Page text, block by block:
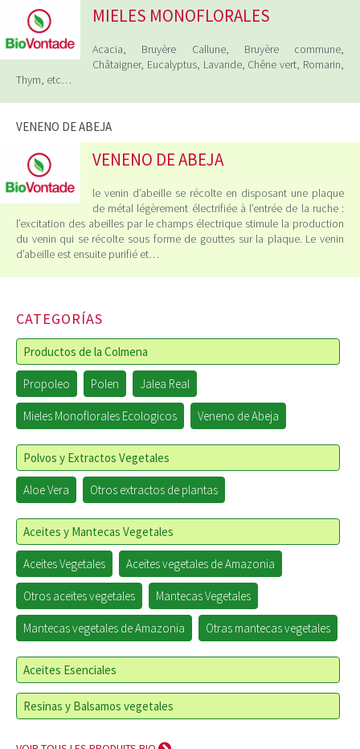
MIELES MONOFLORALES
Acacia, Bruyère Callune, Bruyère commune,
Châtaigner, Eucalyptus, Lavande, Chêne vert, Romarin,
Thym, etc…
VENENO DE ABEJA
VENENO DE ABEJA
le venin d’abeille se récolte en disposant une plaque
de métal légèrement électrifiée à l’entrée de la ruche :
l’excitation des abeilles par le champs électrique stimule la production
du venin qui se récolte sous forme de gouttes sur la plaque. Le venin
d’abeille est ensuite purifié et…
CATEGORÍAS
Productos de la Colmena
Propoleo Polen Jalea Real
Mieles Monoflorales Ecologicos Veneno de Abeja
Polvos y Extractos Vegetales
Aloe Vera Otros extractos de plantas
Aceites y Mantecas Vegetales
Aceites Vegetales Aceites vegetales de Amazonia
Otros aceites vegetales Mantecas Vegetales
Mantecas vegetales de Amazonia Otras mantecas vegetales
Aceites Esenciales
Resinas y Balsamos vegetales